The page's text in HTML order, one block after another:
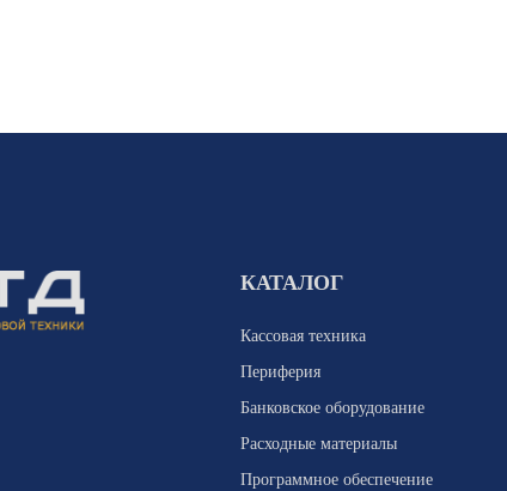
КАТАЛОГ
Кассовая техника
Периферия
Банковское оборудование
Расходные материалы
Программное обеспечение